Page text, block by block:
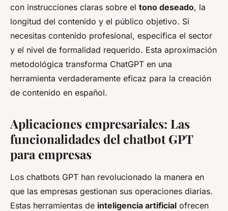
con instrucciones claras sobre el tono deseado, la
longitud del contenido y el público objetivo. Si
necesitas contenido profesional, especifica el sector
y el nivel de formalidad requerido. Esta aproximación
metodológica transforma ChatGPT en una
herramienta verdaderamente eficaz para la creación
de contenido en español.
Aplicaciones empresariales: Las
funcionalidades del chatbot GPT
para empresas
Los chatbots GPT han revolucionado la manera en
que las empresas gestionan sus operaciones diarias.
Estas herramientas de inteligencia artificial ofrecen